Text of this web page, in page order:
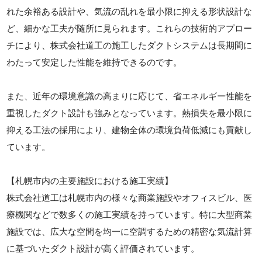
れた余裕ある設計や、気流の乱れを最小限に抑える形状設計な
ど、細かな工夫が随所に見られます。これらの技術的アプロー
チにより、株式会社道工の施工したダクトシステムは長期間に
わたって安定した性能を維持できるのです。
また、近年の環境意識の高まりに応じて、省エネルギー性能を
重視したダクト設計も強みとなっています。熱損失を最小限に
抑える工法の採用により、建物全体の環境負荷低減にも貢献し
ています。
【札幌市内の主要施設における施工実績】
株式会社道工は札幌市内の様々な商業施設やオフィスビル、医
療機関などで数多くの施工実績を持っています。特に大型商業
施設では、広大な空間を均一に空調するための精密な気流計算
に基づいたダクト設計が高く評価されています。